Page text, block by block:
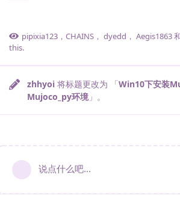
pipixia123 ， CHAINS ， dyedd ， Aegis1863
this.
zhhyoi 将标题更改为 「Win10下安装
Mujoco_py环境 」。
说点什么吧...